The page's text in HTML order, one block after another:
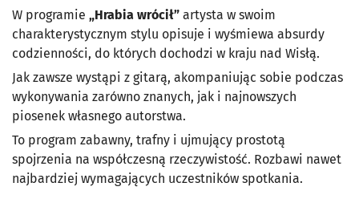
W programie „Hrabia wrócił” artysta w swoim
charakterystycznym stylu opisuje i wyśmiewa absurdy
codzienności, do których dochodzi w kraju nad Wisłą.
Jak zawsze wystąpi z gitarą, akompaniując sobie podczas
wykonywania zarówno znanych, jak i najnowszych
piosenek własnego autorstwa.
To program zabawny, trafny i ujmujący prostotą
spojrzenia na współczesną rzeczywistość. Rozbawi nawet
najbardziej wymagających uczestników spotkania.